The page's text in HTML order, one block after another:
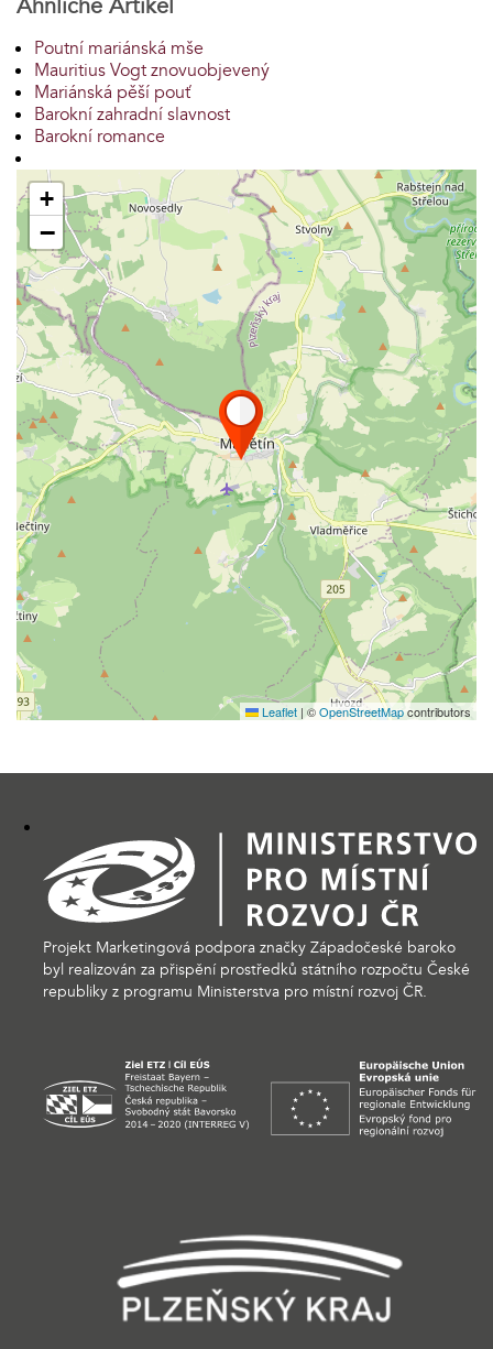
Poutní mariánská mše
Mauritius Vogt znovuobjevený
Mariánská pěší pouť
Barokní zahradní slavnost
Barokní romance
+
−
Leaflet | ©OpenStreetMapcontributors
Projekt Marketingová podpora značky Západočeské baroko
byl realizován za přispění prostředků státního rozpočtu České
republiky z programu Ministerstva pro místní rozvoj ČR.